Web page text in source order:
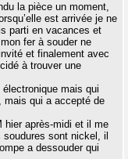
la pièce un moment,
est arrivée je ne
parti en vacances et
fer à souder ne
et finalement avec
à trouver une
mais qui
mais qui a accepté de
hier après-midi et il me
sont nickel, il
a dessouder qui